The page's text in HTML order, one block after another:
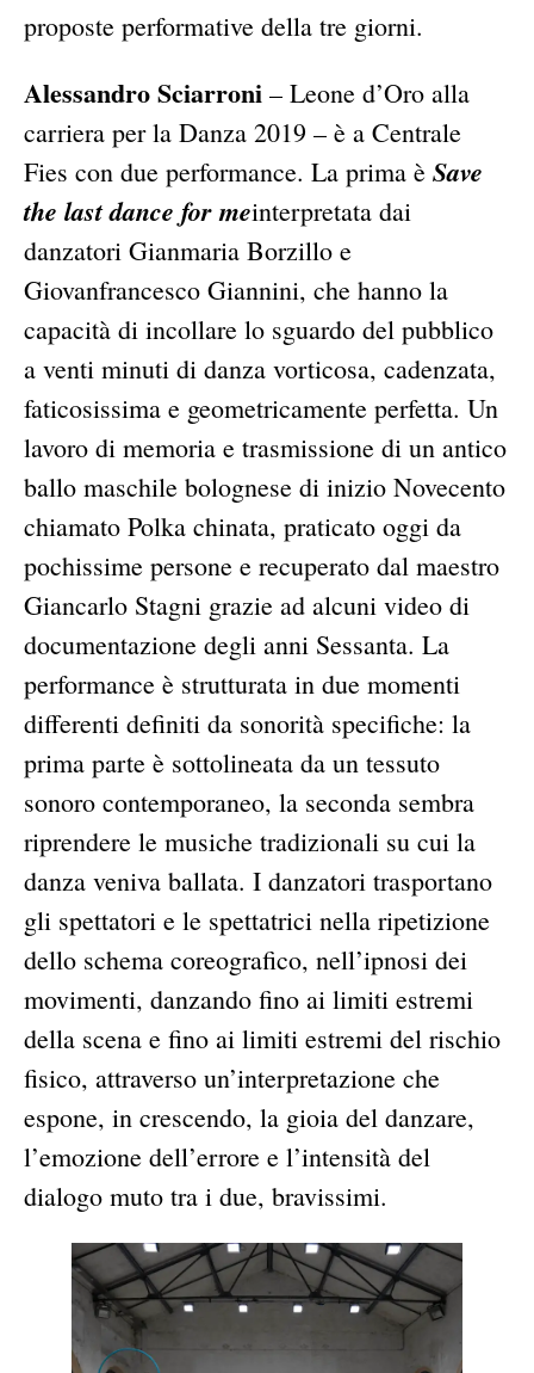
proposte performative della tre giorni.
Alessandro Sciarroni – Leone d’Oro alla
carriera per la Danza 2019 – è a Centrale
Fies con due performance. La prima è Save
the last dance for meinterpretata dai
danzatori Gianmaria Borzillo e
Giovanfrancesco Giannini, che hanno la
capacità di incollare lo sguardo del pubblico
a venti minuti di danza vorticosa, cadenzata,
faticosissima e geometricamente perfetta. Un
lavoro di memoria e trasmissione di un antico
ballo maschile bolognese di inizio Novecento
chiamato Polka chinata, praticato oggi da
pochissime persone e recuperato dal maestro
Giancarlo Stagni grazie ad alcuni video di
documentazione degli anni Sessanta. La
performance è strutturata in due momenti
differenti definiti da sonorità specifiche: la
prima parte è sottolineata da un tessuto
sonoro contemporaneo, la seconda sembra
riprendere le musiche tradizionali su cui la
danza veniva ballata. I danzatori trasportano
gli spettatori e le spettatrici nella ripetizione
dello schema coreografico, nell’ipnosi dei
movimenti, danzando fino ai limiti estremi
della scena e fino ai limiti estremi del rischio
fisico, attraverso un’interpretazione che
espone, in crescendo, la gioia del danzare,
l’emozione dell’errore e l’intensità del
dialogo muto tra i due, bravissimi.